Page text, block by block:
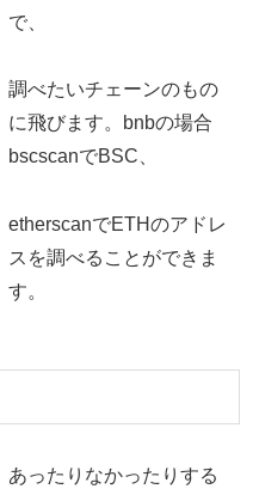
で、
調べたいチェーンのもの
に飛びます。bnbの場合
bscscanでBSC、
etherscanでETHのアドレ
スを調べることができま
す。
あったりなかったりする